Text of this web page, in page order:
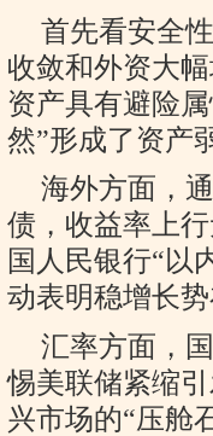
首先看安全
收敛和外资大
资产具有避险
然”形成了资产
海外方面，
债，收益率上
国人民银行“以
动表明稳增长
汇率方面，
惕美联储紧缩
兴市场的“压舱